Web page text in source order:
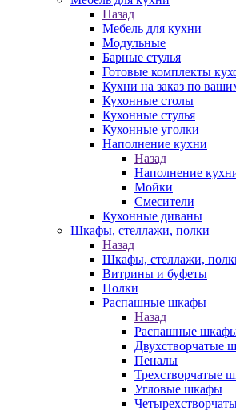
Назад
Мебель для кухни
Модульные
Барные стулья
Готовые комплекты
Кухни на заказ по
Кухонные столы
Кухонные стулья
Кухонные уголки
Наполнение кухни
Назад
Наполнение
Мойки
Смесители
Кухонные диваны
Шкафы, стеллажи, полки
Назад
Шкафы, стеллажи,
Витрины и буфеты
Полки
Распашные шкафы
Назад
Распашные
Двухстворчатые
Пеналы
Трехстворчатые
Угловые шкафы